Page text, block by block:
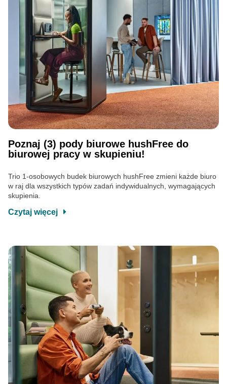
Poznaj (3) pody biurowe hushFree do
biurowej pracy w skupieniu!
Trio 1-osobowych budek biurowych hushFree zmieni każde biuro
w raj dla wszystkich typów zadań indywidualnych, wymagających
skupienia.
Czytaj więcej